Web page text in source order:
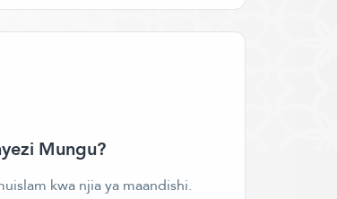
Mungu?
kwa njia ya maandishi.